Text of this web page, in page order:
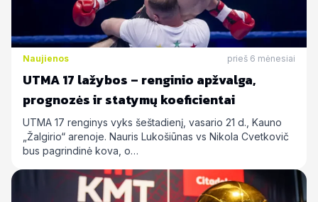
Naujienos prieš 6 mėnesiai
UTMA 17 lažybos – renginio apžvalga,
prognozės ir statymų koeficientai
UTMA 17 renginys vyks šeštadienį, vasario 21 d., Kauno
„Žalgirio“ arenoje. Nauris Lukošiūnas vs Nikola Cvetkovič
bus pagrindinė kova, o…